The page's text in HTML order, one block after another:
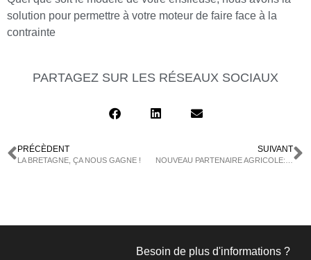
solution pour permettre à votre moteur de faire face à la
contrainte
PARTAGEZ SUR LES RÉSEAUX SOCIAUX
PRÉCÈDENT
LA BRETAGNE, ÇA NOUS GAGNE !
SUIVANT
Besoin de plus d'informations ?